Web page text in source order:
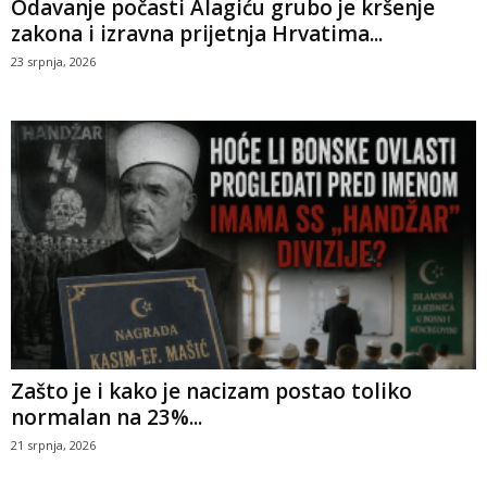
Odavanje počasti Alagiću grubo je kršenje
zakona i izravna prijetnja Hrvatima...
23 srpnja, 2026
Zašto je i kako je nacizam postao toliko
normalan na 23%...
21 srpnja, 2026